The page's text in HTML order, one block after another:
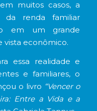
muitos casos, a
renda familiar
em um grande
econômico.
essa realidade e
e familiares, o
o livro “Vencer o
Entre a Vida e a